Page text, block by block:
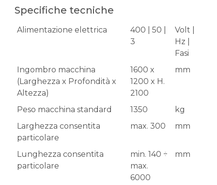
Specifiche tecniche
Alimentazione elettrica
400 | 50 |
3
Volt |
Hz |
Fasi
Ingombro macchina
(Larghezza x Profondità x
Altezza)
1600 x
1200 x H.
2100
mm
Peso macchina standard 1350
kg
Larghezza consentita
particolare
max. 300 mm
Lunghezza consentita
particolare
min. 140 ÷
max.
6000
mm